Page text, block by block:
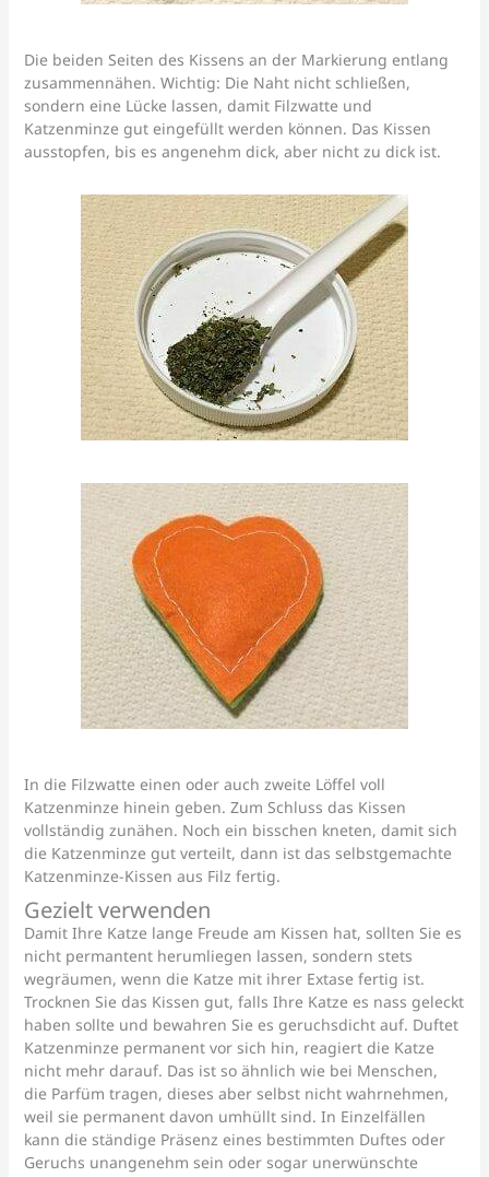
Die beiden Seiten des Kissens an der Markierung entlang
zusammennähen. Wichtig: Die Naht nicht schließen,
sondern eine Lücke lassen, damit Filzwatte und
Katzenminze gut eingefüllt werden können. Das Kissen
ausstopfen, bis es angenehm dick, aber nicht zu dick ist.
In die Filzwatte einen oder auch zweite Löffel voll
Katzenminze hinein geben. Zum Schluss das Kissen
vollständig zunähen. Noch ein bisschen kneten, damit sich
die Katzenminze gut verteilt, dann ist das selbstgemachte
Katzenminze-Kissen aus Filz fertig.
Gezielt verwenden
Damit Ihre Katze lange Freude am Kissen hat, sollten Sie es
nicht permantent herumliegen lassen, sondern stets
wegräumen, wenn die Katze mit ihrer Extase fertig ist.
Trocknen Sie das Kissen gut, falls Ihre Katze es nass geleckt
haben sollte und bewahren Sie es geruchsdicht auf. Duftet
Katzenminze permanent vor sich hin, reagiert die Katze
nicht mehr darauf. Das ist so ähnlich wie bei Menschen,
die Parfüm tragen, dieses aber selbst nicht wahrnehmen,
weil sie permanent davon umhüllt sind. In Einzelfällen
kann die ständige Präsenz eines bestimmten Duftes oder
Geruchs unangenehm sein oder sogar unerwünschte